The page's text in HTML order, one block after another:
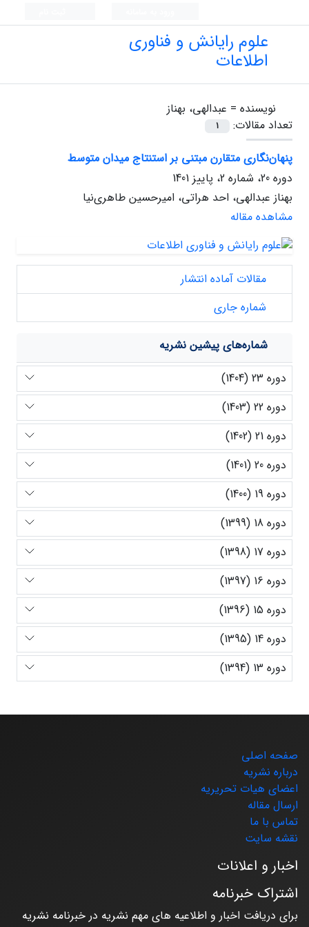
علوم رایانش و فناوری
اطلاعات
نویسنده = عبدالهی، بهناز
تعداد مقالات:
1
پنهان‌نگاری متقارن مبتنی بر استنتاج میدان متوسط
دوره 20، شماره 2، پاییز 1401
بهناز عبدالهی، احد هراتی، امیرحسین طاهری‌نیا
مشاهده مقاله
مقالات آماده انتشار
شماره جاری
شماره‌های پیشین نشریه
دوره 23 (1404)
دوره 22 (1403)
دوره 21 (1402)
دوره 20 (1401)
دوره 19 (1400)
دوره 18 (1399)
دوره 17 (1398)
دوره 16 (1397)
دوره 15 (1396)
دوره 14 (1395)
دوره 13 (1394)
صفحه اصلی
درباره نشریه
اعضای هیات تحریریه
ارسال مقاله
تماس با ما
نقشه سایت
اخبار و اعلانات
اشتراک خبرنامه
برای دریافت اخبار و اطلاعیه های مهم نشریه در خبرنامه نشریه